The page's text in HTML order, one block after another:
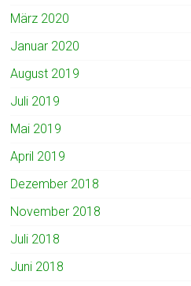
März 2020
Januar 2020
August 2019
Juli 2019
Mai 2019
April 2019
Dezember 2018
November 2018
Juli 2018
Juni 2018